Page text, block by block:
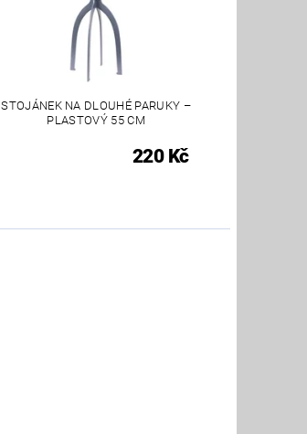
STOJÁNEK NA DLOUHÉ PARUKY –
PLASTOVÝ 55 CM
220 Kč